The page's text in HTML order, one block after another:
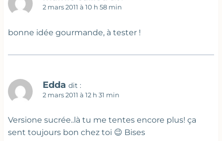
2 mars 2011 à 10 h 58 min
bonne idée gourmande, à tester !
Edda dit :
2 mars 2011 à 12 h 31 min
Versione sucrée..là tu me tentes encore plus! ça
sent toujours bon chez toi 😉 Bises